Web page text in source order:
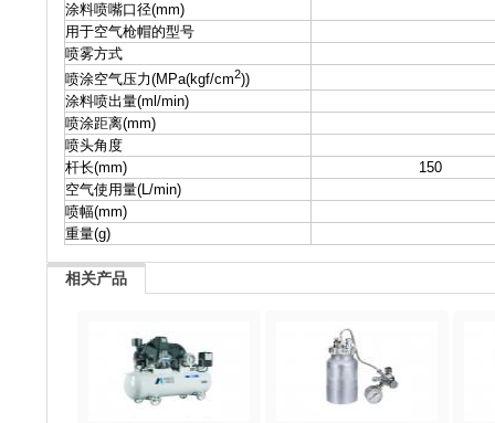
涂料喷嘴口径(mm)
用于空气枪帽的型号
喷雾方式
喷涂空气压力(MPa(kgf/cm2))
涂料喷出量(ml/min)
喷涂距离(mm)
喷头角度
杆长(mm)
150
空气使用量(L/min)
喷幅(mm)
重量(g)
相关产品